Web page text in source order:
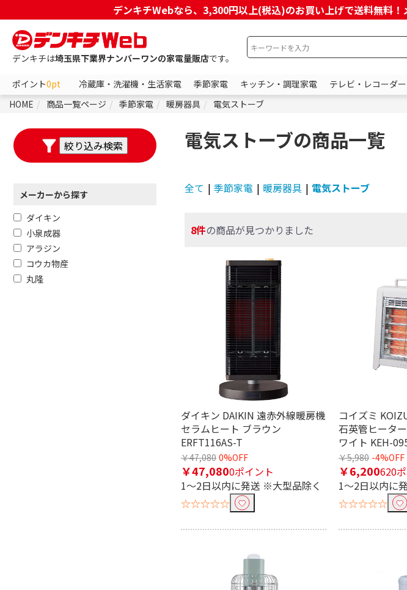
デンキチWebなら、3,300円以上(税込)のお買い上げで送料無料
デンキチは埼玉県下業界ナンバーワンの家電量販店です。
ポイント0pt 冷蔵庫・洗濯機・生活家電 季節家電 キッチン・調理家電 テレビ・レコーダー
HOME
商品一覧ページ 季節家電 暖房器具 電気ストーブ
電気ストーブの商品一覧
全て | 季節家電 | 暖房器具 | 電気ストーブ
8件の商品が見つかりました
ダイキン DAIKIN 遠赤外線暖房機
セラムヒート ブラウン
ERFT116AS-T
￥47,080 0%OFF
￥47,0800ポイント
1～2日以内に発送 ※大型品除く
☆☆☆☆☆
コイズミ
石英管ヒータ
ワイト KEH-
￥5,980 -4%OFF
￥6,200620
1～2日以内に
☆☆☆☆☆
メーカーから探す
ダイキン
小泉成器
アラジン
コウカ物産
丸隆
条件
フリーワードで絞り込む
除外する にチェックを入れると、指定したワードを除外して検索します。
価格で絞り込む
円~ 円